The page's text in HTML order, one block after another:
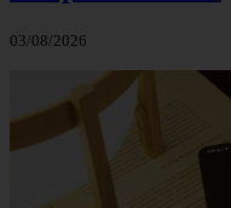
03/08/2026